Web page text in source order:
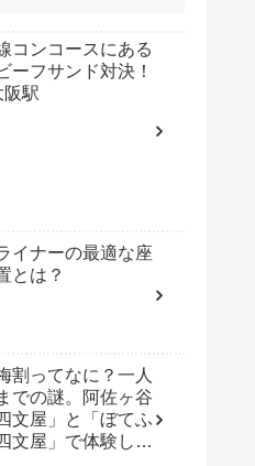
コンコースにある
ーフサンド対決！
阪駅
イナーの最適な座
とは？
割ってなに？一人
での謎。阿佐ヶ谷
文屋」と「ぼてふ
文屋」で体験して